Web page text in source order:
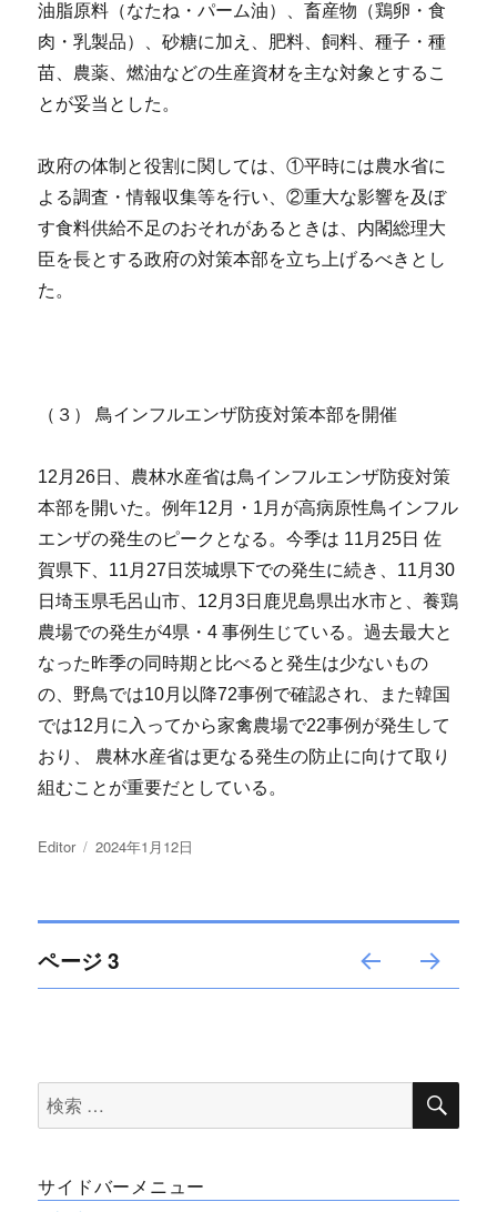
油脂原料（なたね・パーム油）、畜産物（鶏卵・食
肉・乳製品）、砂糖に加え、肥料、飼料、種子・種
苗、農薬、燃油などの生産資材を主な対象とするこ
とが妥当とした。
政府の体制と役割に関しては、①平時には農水省に
よる調査・情報収集等を行い、②重大な影響を及ぼ
す食料供給不足のおそれがあるときは、内閣総理大
臣を長とする政府の対策本部を立ち上げるべきとし
た。
（３） 鳥インフルエンザ防疫対策本部を開催
12月26日、農林水産省は鳥インフルエンザ防疫対策
本部を開いた。例年12月・1月が高病原性鳥インフル
エンザの発生のピークとなる。今季は 11月25日 佐
賀県下、11月27日茨城県下での発生に続き、11月30
日埼玉県毛呂山市、12月3日鹿児島県出水市と、養鶏
農場での発生が4県・4 事例生じている。過去最大と
なった昨季の同時期と比べると発生は少ないもの
の、野鳥では10月以降72事例で確認され、また韓国
では12月に入ってから家禽農場で22事例が発生して
おり、 農林水産省は更なる発生の防止に向けて取り
組むことが重要だとしている。
投
Editor
投
2024年1月12日
投
ビ
ゲ
ページ3
検
索
象:
検
サイドバーメニュー